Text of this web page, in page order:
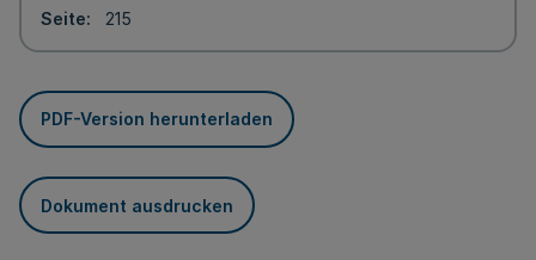
Seite
215
PDF-Version herunterladen
Dokument ausdrucken